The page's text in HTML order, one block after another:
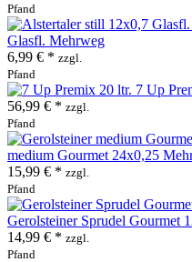
Pfand
Glasfl. Mehrweg
6,99 € * zzgl.
Pfand
7 Up
56,99 € * zzgl.
Pfand
medium Gourmet 24x0,25
15,99 € * zzgl.
Pfand
Gerolsteiner Sprudel Gourmet
14,99 € * zzgl.
Pfand